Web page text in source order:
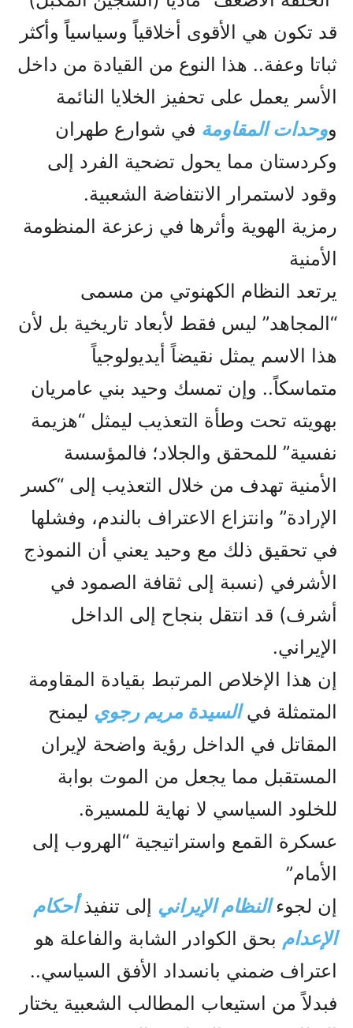
قد تكون هي الأقوى أخلاقياً وسياسياً وأكثر
ثباتا وعفة.. هذا النوع من القيادة من داخل
الأسر يعمل على تحفيز الخلايا النائمة
ووحدات المقاومة في شوارع طهران
وكردستان مما يحول تضحية الفرد إلى
وقود لاستمرار الانتفاضة الشعبية.
رمزية الهوية وأثرها في زعزعة المنظومة
الأمنية
يرتعد النظام الكهنوتي من مسمى
“المجاهد” ليس فقط لأبعاد تاريخية بل لأن
هذا الاسم يمثل نقيضاً أيديولوجياً
متماسكاً.. وإن تمسك وحيد بني عامريان
بهويته تحت وطأة التعذيب ليمثل “هزيمة
نفسية” للمحقق والجلاد؛ فالمؤسسة
الأمنية تهدف من خلال التعذيب إلى “كسر
الإرادة” وانتزاع الاعتراف بالندم، وفشلها
في تحقيق ذلك مع وحيد يعني أن النموذج
الأشرفي (نسبة إلى ثقافة الصمود في
أشرف) قد انتقل بنجاح إلى الداخل
الإيراني.
إن هذا الإخلاص المرتبط بقيادة المقاومة
المتمثلة فيالسيدة مريم رجوي ليمنح
المقاتل في الداخل رؤية واضحة لإيران
المستقبل مما يجعل من الموت بوابة
للخلود السياسي لا نهاية للمسيرة.
عسكرة القمع واستراتيجية “الهروب إلى
الأمام”
إن لجوءالنظام الإيراني إلى تنفيذأحكام
الإعدام بحق الكوادر الشابة والفاعلة هو
اعتراف ضمني بانسداد الأفق السياسي..
فبدلاً من استيعاب المطالب الشعبية يختار